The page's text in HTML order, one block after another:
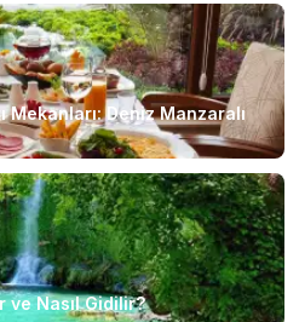
Mekanları: Deniz Manzaralı
ve Nasıl Gidilir?